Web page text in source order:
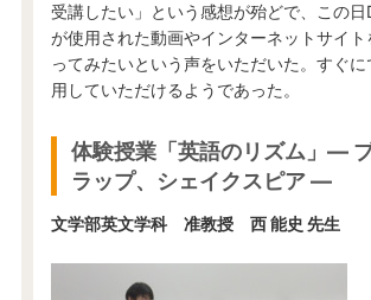
受講したい」という感想が殆どで、この日
が使用された動画やインターネットサイト
ってみたいという声をいただいた。すぐ
用していただけるようであった。
体験授業「英語のリズム」― ブ
ラップ、シェイクスピア ―
文学部英文学科 准教授 西 能史 先生